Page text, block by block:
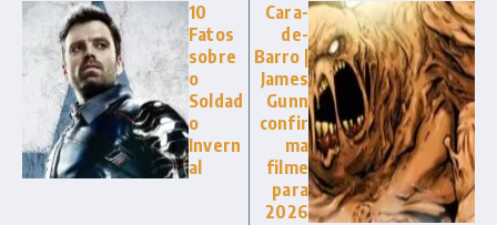
10
Fatos
sobre
o
Soldad
o
Invern
al
Cara-
de-
Barro |
James
Gunn
confir
ma
filme
para
2026